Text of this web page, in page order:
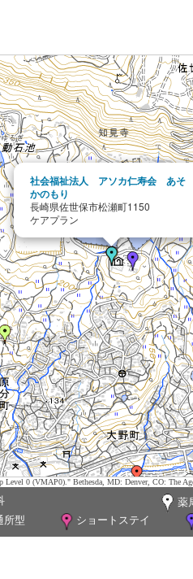
社会福祉法人 アソカ仁寿会 あそ
かのもり
長崎県佐世保市松瀬町1150
ケアプラン
Level 0 (VMAP0)." Bethesda, MD: Denver, CO: The
薬
所型 ショートステイ